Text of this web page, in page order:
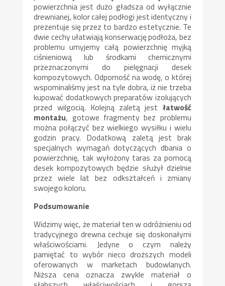
powierzchnia jest dużo gładsza od wyłącznie
drewnianej, kolor całej podłogi jest identyczny i
prezentuje się przez to bardzo estetycznie. Te
dwie cechy ułatwiają konserwację podłoża, bez
problemu umyjemy całą powierzchnię myjką
ciśnieniową lub środkami chemicznymi
przeznaczonymi do pielęgnacji desek
kompozytowych. Odporność na wodę, o której
wspominaliśmy jest na tyle dobra, iż nie trzeba
kupować dodatkowych preparatów izolujących
przed wilgocią. Kolejną zaletą jest łatwość
montażu, gotowe fragmenty bez problemu
można połączyć bez wielkiego wysiłku i wielu
godzin pracy. Dodatkową zaletą jest brak
specjalnych wymagań dotyczących dbania o
powierzchnię, tak wyłożony taras za pomocą
desek kompozytowych będzie służył dzielnie
przez wiele lat bez odkształceń i zmiany
swojego koloru.
Podsumowanie
Widzimy więc, że materiał ten w odróżnieniu od
tradycyjnego drewna cechuje się doskonałymi
właściwościami. Jedyne o czym należy
pamiętać to wybór nieco droższych modeli
oferowanych w marketach budowlanych.
Niższa cena oznacza zwykle materiał o